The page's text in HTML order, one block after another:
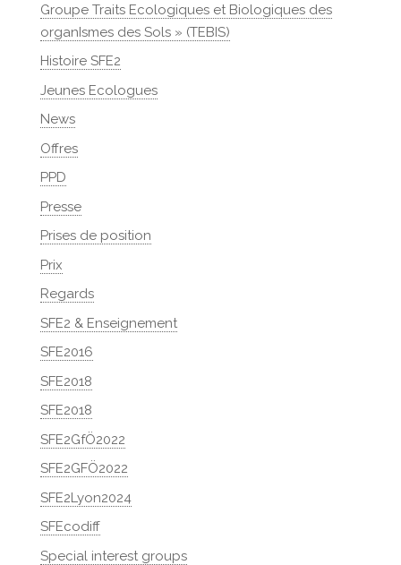
Groupe Traits Ecologiques et Biologiques des
organIsmes des Sols » (TEBIS)
Histoire SFE2
Jeunes Ecologues
News
Offres
PPD
Presse
Prises de position
Prix
Regards
SFE2 & Enseignement
SFE2016
SFE2018
SFE2018
SFE2GfÖ2022
SFE2GFÖ2022
SFE2Lyon2024
SFEcodiff
Special interest groups